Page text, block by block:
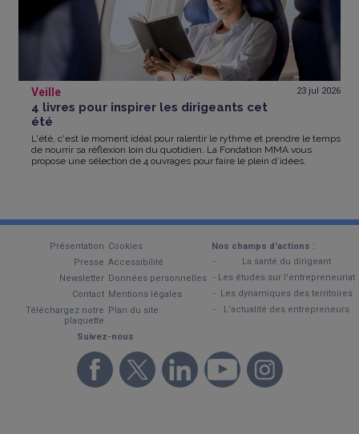
Veille 23 jul 2026
4 livres pour inspirer les dirigeants cet
été
L'été, c'est le moment idéal pour ralentir le rythme et prendre le temps
de nourrir sa réflexion loin du quotidien. La Fondation MMA vous
propose une sélection de 4 ouvrages pour faire le plein d’idées.
Présentation
Presse
Newsletter
Contact
Téléchargez notre
plaquette
Cookies
Accessibilité
Données personnelles
Mentions légales
Plan du site
Nos champs d'actions :
La santé du dirigeant
Les études sur l'entrepreneuriat
Les dynamiques des territoires
L’actualité des entrepreneurs
Suivez-nous